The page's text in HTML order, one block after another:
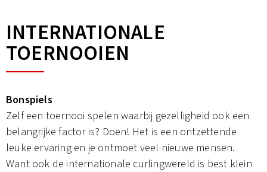
INTERNATIONALE
TOERNOOIEN
Bonspiels
Zelf een toernooi spelen waarbij gezelligheid ook een
belangrijke factor is? Doen! Het is een ontzettende
leuke ervaring en je ontmoet veel nieuwe mensen.
Want ook de internationale curlingwereld is best klein